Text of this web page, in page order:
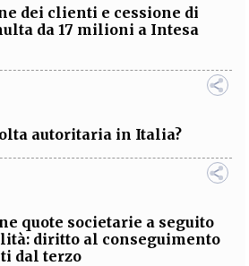
dei clienti e cessione di
da 17 milioni a Intesa
autoritaria in Italia?
quote societarie a seguito
diritto al conseguimento
dal terzo